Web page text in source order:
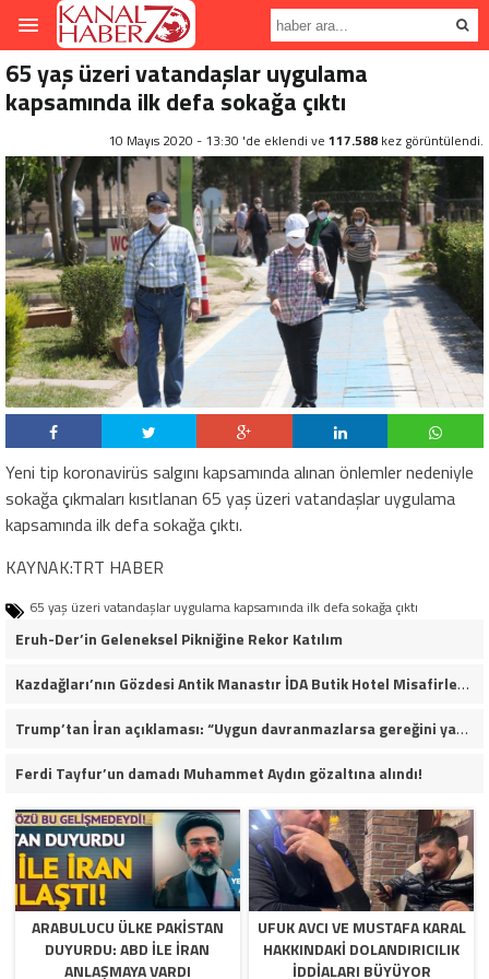
65 yaş üzeri vatandaşlar uygulama
kapsamında ilk defa sokağa çıktı
10 Mayıs 2020 - 13:30 'de eklendi ve 117.588 kez görüntülendi.
Yeni tip koronavirüs salgını kapsamında alınan önlemler nedeniyle
sokağa çıkmaları kısıtlanan 65 yaş üzeri vatandaşlar uygulama
kapsamında ilk defa sokağa çıktı.
KAYNAK:TRT HABER
65 yaş üzeri vatandaşlar uygulama kapsamında ilk defa sokağa çıktı
Eruh-Der’in Geleneksel Pikniğine Rekor Katılım
Kazdağları’nın Gözdesi Antik Manastır İDA Butik Hotel Misafirlerinden Tam Not Alıyor
Trump’tan İran açıklaması: “Uygun davranmazlarsa gereğini yaparım”
Ferdi Tayfur’un damadı Muhammet Aydın gözaltına alındı!
ARABULUCU ÜLKE PAKISTAN
DUYURDU: ABD ILE İRAN
ANLAŞMAYA VARDI
UFUK AVCI VE MUSTAFA KARAL
HAKKINDAKI DOLANDIRICILIK
İDDIALARI BÜYÜYOR